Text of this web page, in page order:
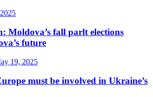
Moldova’s fall parlt elections
future
19, 2025
must be involved in Ukraine’s